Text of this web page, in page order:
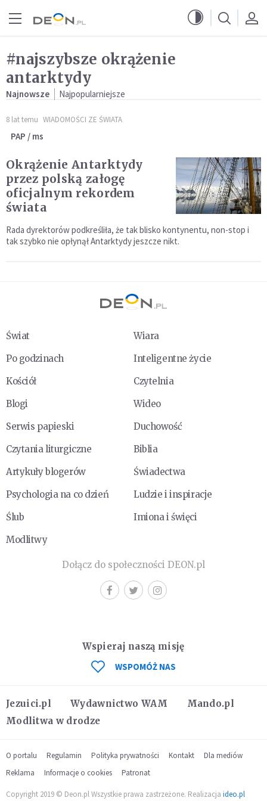
#najszybsze okrążenie
antarktydy
Najnowsze Najpopularniejsze
8 lat temu WIADOMOŚCI ZE ŚWIATA
PAP / ms
Okrążenie Antarktydy
przez polską załogę
oficjalnym rekordem
świata
Rada dyrektorów podkreśliła, że tak blisko kontynentu, non-stop i
tak szybko nie opłynął Antarktydy jeszcze nikt.
Świat
Wiara
Po godzinach
Inteligentne życie
Kościół
Czytelnia
Blogi
Wideo
Serwis papieski
Duchowość
Czytania liturgiczne
Biblia
Artykuły blogerów
Świadectwa
Psychologia na co dzień
Ludzie i inspiracje
Ślub
Imiona i święci
Modlitwy
Dołącz do społeczności DEON.pl
Jezuici.pl Wydawnictwo WAM
Mando.pl
Modlitwa w drodze
Wspieraj naszą misję
WSPOMÓŻ NAS
O portalu Regulamin Polityka prywatności Kontakt
Dla mediów
Reklama
Informacje o cookies Patronat
Copyright 2019 © Deon.pl Wszystkie prawa zastrzeżone. Realizacja ideo.pl